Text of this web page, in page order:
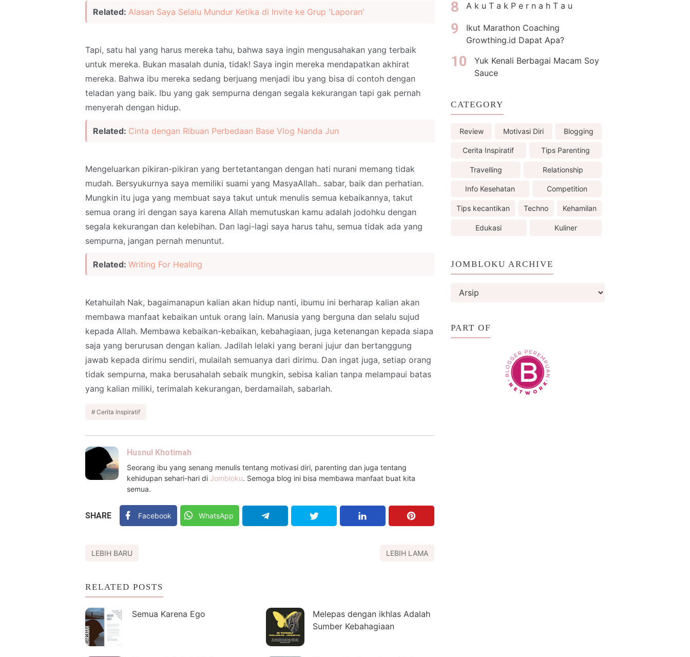
Related: Alasan Saya Selalu Mundur Ketika di Invite ke Grup 'Laporan'
Tapi, satu hal yang harus mereka tahu, bahwa saya ingin mengusahakan yang terbaik
untuk mereka. Bukan masalah dunia, tidak! Saya ingin mereka mendapatkan akhirat
mereka. Bahwa ibu mereka sedang berjuang menjadi ibu yang bisa di contoh dengan
teladan yang baik. Ibu yang gak sempurna dengan segala kekurangan tapi gak pernah
menyerah dengan hidup.
Related: Cinta dengan Ribuan Perbedaan Base Vlog Nanda Jun
Mengeluarkan pikiran-pikiran yang bertetantangan dengan hati nurani memang tidak
mudah. Bersyukurnya saya memiliki suami yang MasyaAllah.. sabar, baik dan perhatian.
Mungkin itu juga yang membuat saya takut untuk menulis semua kebaikannya, takut
semua orang iri dengan saya karena Allah memutuskan kamu adalah jodohku dengan
segala kekurangan dan kelebihan. Dan lagi-lagi saya harus tahu, semua tidak ada yang
sempurna, jangan pernah menuntut.
Related: Writing For Healing
Ketahuilah Nak, bagaimanapun kalian akan hidup nanti, ibumu ini berharap kalian akan
membawa manfaat kebaikan untuk orang lain. Manusia yang berguna dan selalu sujud
kepada Allah. Membawa kebaikan-kebaikan, kebahagiaan, juga ketenangan kepada siapa
saja yang berurusan dengan kalian. Jadilah lelaki yang berani jujur dan bertanggung
jawab kepada dirimu sendiri, mulailah semuanya dari dirimu. Dan ingat juga, setiap orang
tidak sempurna, maka berusahalah sebaik mungkin, sebisa kalian tanpa melampaui batas
yang kalian miliki, terimalah kekurangan, berdamailah, sabarlah.
Cerita Inspiratif
Husnul Khotimah
Seorang ibu yang senang menulis tentang motivasi diri, parenting dan juga tentang
kehidupan sehari-hari di Jombloku. Semoga blog ini bisa membawa manfaat buat kita
semua.
SHARE Facebook WhatsApp
LEBIH BARU LEBIH LAMA
RELATED POSTS
Semua Karena Ego
Melepas dengan ikhlas Adalah
Sumber Kebahagiaan
A k u T a k P e r n a h T a u
Ikut Marathon Coaching
Growthing.id Dapat Apa?
Yuk Kenali Berbagai Macam Soy
Sauce
CATEGORY
Review Motivasi Diri Blogging
Cerita Inspiratif Tips Parenting
Travelling Relationship
Info Kesehatan Competition
Tips kecantikan Techno Kehamilan
Edukasi Kuliner
JOMBLOKU ARCHIVE
PART OF